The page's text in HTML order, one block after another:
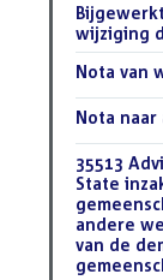
Download
bestand:
wijziging
Download
Nota van
Download
Nota naar
Download
bestand:
35513
State
andere
van de